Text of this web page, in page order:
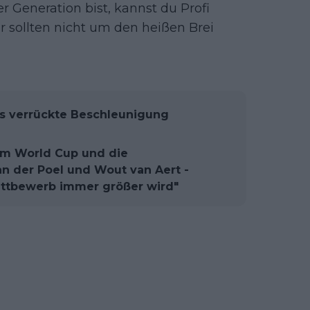
Generation bist, kannst du Profi
sollten nicht um den heißen Brei
verrückte Beschleunigung
World Cup und die
der Poel und Wout van Aert -
immer größer wird"